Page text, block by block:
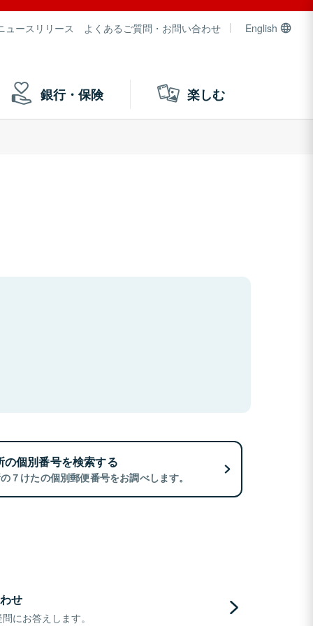
ュースリリース よくあるご質問・お問い合わせ English
銀行・保険 楽しむ
の個別番号を検索する
７けたの個別郵便番号をお調べします。
せ
にお答えします。